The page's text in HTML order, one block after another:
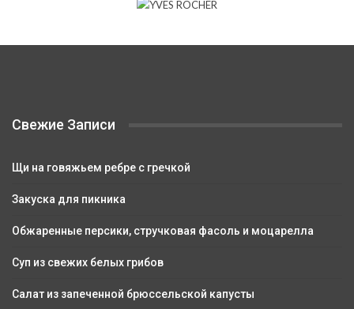
Свежие Записи
Щи на говяжьем ребре с гречкой
Закуска для пикника
Обжаренные персики, стручковая фасоль и моцарелла
Суп из свежих белых грибов
Салат из запеченной брюссельской капусты